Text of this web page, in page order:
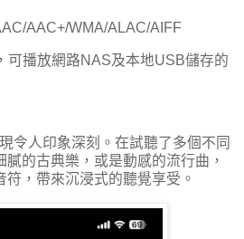
AAC+/WMA/ALAC/AIFF
可播放網路NAS及本地USB儲存的
令人印象深刻。在試聽了多個不同
的古典樂，或是動感的流行曲，
，帶來沉浸式的聽覺享受。